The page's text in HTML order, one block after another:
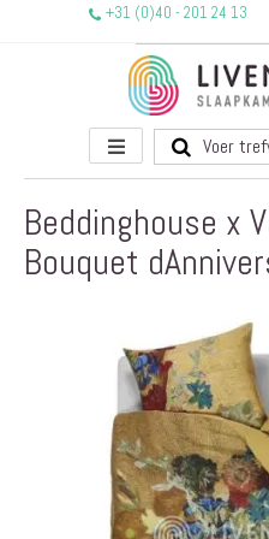
+31 (0)40 - 201 24 13
Toggle
Nav
Beddinghouse x
Bouquet
afbeeldingen-